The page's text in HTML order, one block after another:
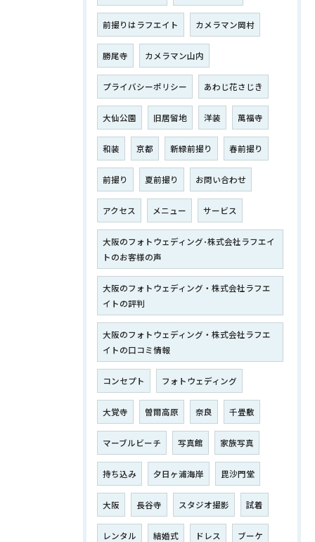
前撮りはラフエイト カメラマン岡村
勝尾寺 カメラマン山内
プライバシーポリシー あわじ花さじき
大仙公園 旧居留地 洋装 萬福寺
和装 京都 新緑前撮り 春前撮り
前撮り 夏前撮り お問い合わせ
アクセス メニュー サービス
大阪のフォトウェディング･株式会社ラフエイ
トのお客様の声
大阪のフォトウェディング・株式会社ラフエ
イトの評判
大阪のフォトウェディング・株式会社ラフエ
イトの口コミ情報
コンセプト フォトウェディング
大覚寺 曽爾高原 奈良 千畳敷
マーブルビーチ 写真館 家族写真
持ち込み 夕日ヶ浦海岸 毘沙門堂
大阪 長谷寺 スタジオ撮影 試着
レンタル 結婚式 ドレス ブーケ